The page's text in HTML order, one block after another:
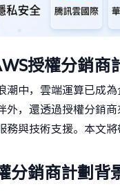
授權分銷商
潮中，雲端運算已成
外，還透過授權分銷
務與技術支援。本文
分銷商計劃背